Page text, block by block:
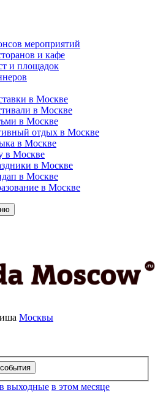
мероприятий
и кафе
и площадок
в Москве
в Москве
в Москве
отдых в Москве
в Москве
в Москве
в Москве
в Москве
в Москве
Москвы
в выходные в этом месяце